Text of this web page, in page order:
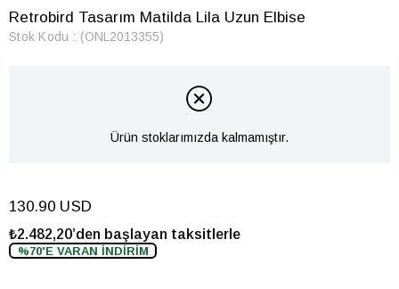
Retrobird Tasarım Matilda Lila Uzun Elbise
Stok Kodu (ONL2013355)
Ürün stoklarımızda kalmamıştır.
130.90 USD
₺2.482,20’den başlayan taksitlerle
%70'E VARAN İNDİRİM